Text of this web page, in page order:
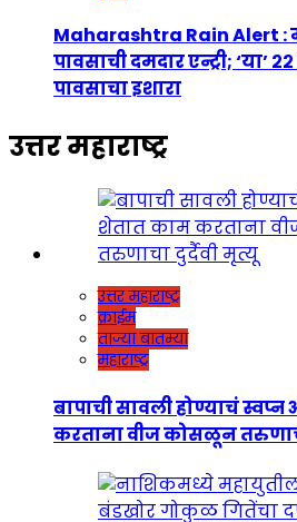
Maharashtra Rain Alert :
पावसाची दमदार एन्ट्री; ‘या’
पावसाचा इशारा
उत्तर महाराष्ट्र
उत्तर महाराष्ट्र
क्राईम
ताज्या बातम्या
महाराष्ट्र
बापाची सावली होण्याचं
करताना वीज कोसळून